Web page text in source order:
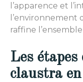
l’apparence et
l’environnement
raffine
Les
claustra